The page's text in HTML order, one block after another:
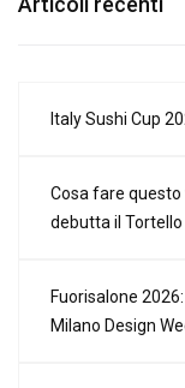
Italy Sushi Cup
Cosa fare
debutta il
Fuorisalone
Milano Design